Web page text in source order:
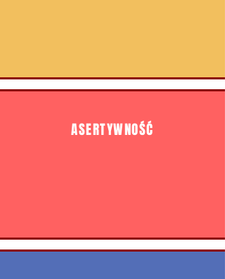
ASERTYWNOŚĆ